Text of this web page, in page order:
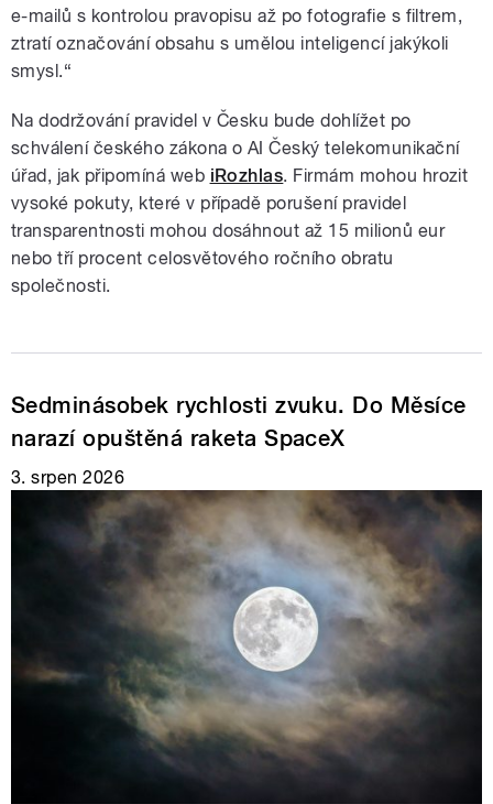
e-mailů s kontrolou pravopisu až po fotografie s filtrem,
ztratí označování obsahu s umělou inteligencí jakýkoli
smysl.“
Na dodržování pravidel v Česku bude dohlížet po
schválení českého zákona o AI Český telekomunikační
úřad, jak připomíná web iRozhlas. Firmám mohou hrozit
vysoké pokuty, které v případě porušení pravidel
transparentnosti mohou dosáhnout až 15 milionů eur
nebo tří procent celosvětového ročního obratu
společnosti.
Sedminásobek rychlosti zvuku. Do Měsíce
narazí opuštěná raketa SpaceX
3. srpen 2026